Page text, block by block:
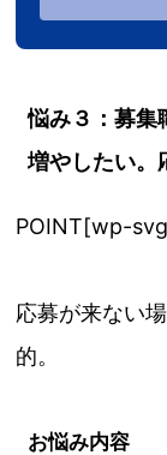
悩み３：募集
増やしたい。
POINT[wp-
応募が来ない
的。
お悩み内容